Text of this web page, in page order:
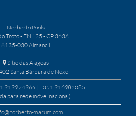
Norberto Pools
Troto - EN 125 - CP 363A
8135-030 Almancil
Sítio das Alagoas
Santa Bárbara de Nexe
919974966 | +351 916982085
para rede móvel nacional)
marum.com